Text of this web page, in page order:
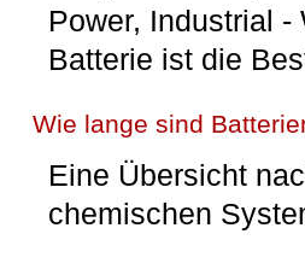
Power, Industrial -
Batterie ist die
Wie lange sind
Eine Übersicht
chemischen